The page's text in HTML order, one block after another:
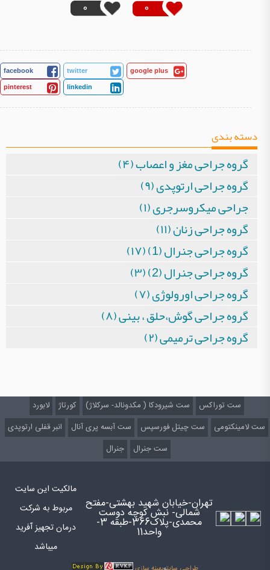
0
0
facebook twitter google plus
pinterest linkedin
دسته بندی
گروه جراحی مغز و اعصاب (۴)
گروه جراحی ارتوپدی (۹)
جراحی میکروسرجری (۱)
گروه جراحی زنان (۱۱)
گروه جراحی جنرال (1) (۱۷)
گروه جراحی جنرال (2) (۳)
گروه جراحی اورولوژی (۷)
گروه جراحی گوش،حلق ، بینی (۸)
گروه جراحی ترمیمی (۲)
ست توراکس ست شیرودکا ( مکدونالد- سرکلاژ) کورتاژ
لابورد
ست لامینکتومی
ست چیتل فورسپس ست آبسه پری آنال
انبر قفلی ارتوپدی
ست جنرال
جنرال
تهران-خیابان شهید بهشتی-مفتح
شمالی- نبش کوچه دوست
محمدی-پلاک366-طبقه 3-
واحد11
مالکیت این سایت
مربوط به شرکت
درمان تجهیز آفرید
میباشد